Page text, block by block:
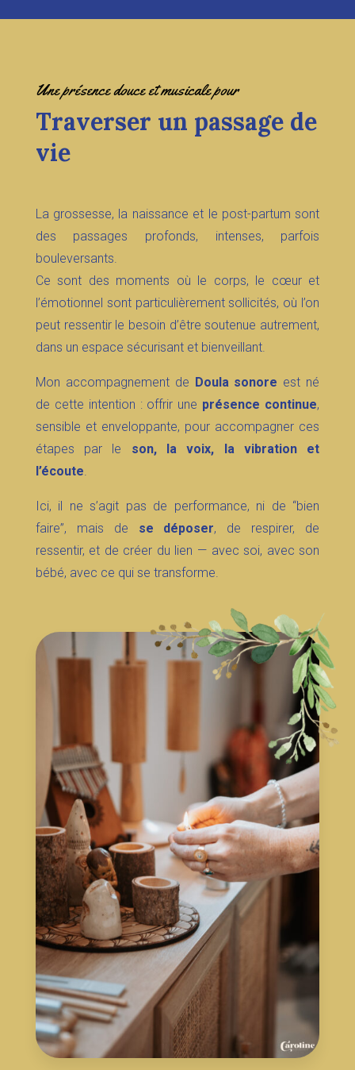
Une présence douce et musicale pour
Traverser un passage de
vie
La grossesse, la naissance et le post-partum sont
des passages profonds, intenses, parfois
bouleversants.
Ce sont des moments où le corps, le cœur et
l’émotionnel sont particulièrement sollicités, où l’on
peut ressentir le besoin d’être soutenue autrement,
dans un espace sécurisant et bienveillant.
Mon accompagnement de Doula sonore est né
de cette intention : offrir une présence continue,
sensible et enveloppante, pour accompagner ces
étapes par le son, la voix, la vibration et
l’écoute
Ici, il ne s’agit pas de performance, ni de “bien
faire”, mais de se déposer, de respirer, de
ressentir, et de créer du lien — avec soi, avec son
bébé, avec ce qui se transforme.